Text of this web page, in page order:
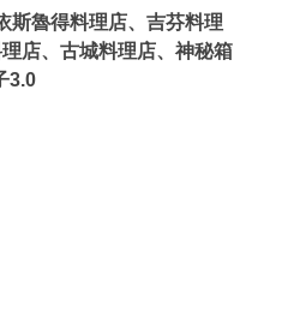
斯魯得料理店、吉芬料理
店、古城料理店、神秘箱
3.0